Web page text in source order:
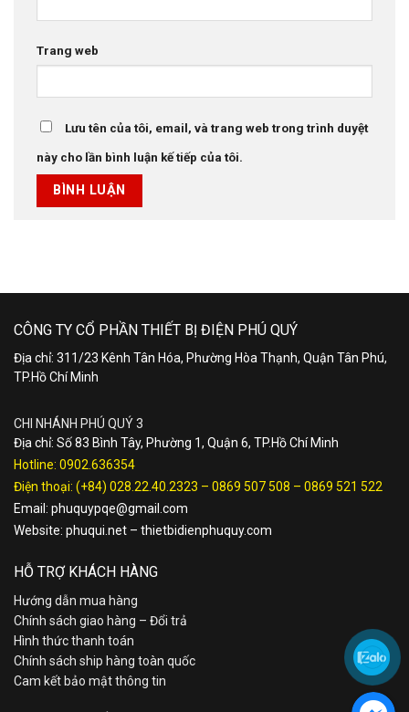
Trang web
Lưu tên của tôi, email, và trang web trong trình duyệt
này cho lần bình luận kế tiếp của tôi.
CÔNG TY CỔ PHẦN THIẾT BỊ ĐIỆN PHÚ QUÝ
Địa chỉ: 311/23 Kênh Tân Hóa, Phường Hòa Thạnh, Quận Tân Phú,
TP.Hồ Chí Minh
CHI NHÁNH PHÚ QUÝ 3
Địa chỉ: Số 83 Bình Tây, Phường 1, Quận 6, TP.Hồ Chí Minh
Hotline: 0902.636354
Điện thoại: (+84) 028.22.40.2323 – 0869 507 508 – 0869 521 522
Email: phuquypqe@gmail.com
Website: phuqui.net – thietbidienphuquy.com
HỖ TRỢ KHÁCH HÀNG
Hướng dẫn mua hàng
Chính sách giao hàng – Đổi trả
Hình thức thanh toán
Chính sách ship hàng toàn quốc
Cam kết bảo mật thông tin